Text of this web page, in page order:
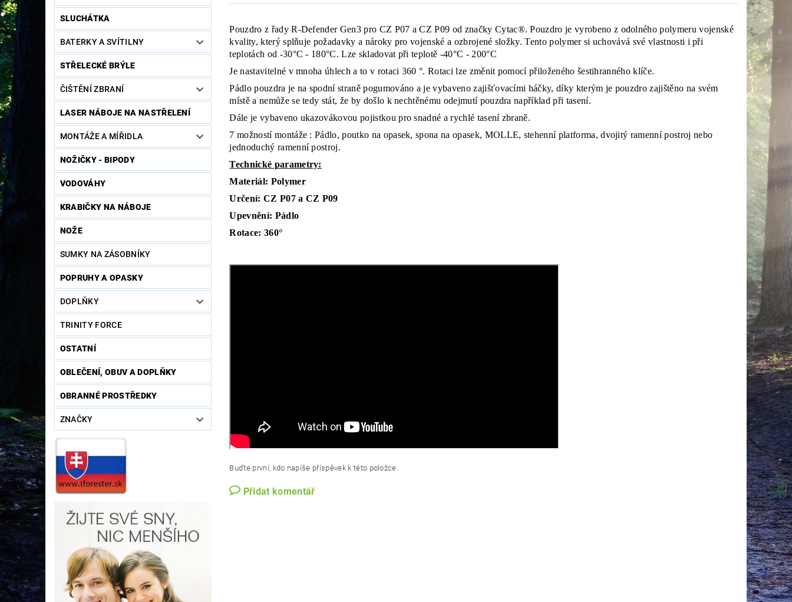
SLUCHÁTKA
BATERKY A SVÍTILNY
STŘELECKÉ BRÝLE
ČIŠTĚNÍ ZBRANÍ
LASER NÁBOJE NA NASTŘELENÍ
MONTÁŽE A MÍŘIDLA
NOŽIČKY - BIPODY
VODOVÁHY
KRABIČKY NA NÁBOJE
NOŽE
SUMKY NA ZÁSOBNÍKY
POPRUHY A OPASKY
DOPLŇKY
TRINITY FORCE
OSTATNÍ
OBLEČENÍ, OBUV A DOPLŇKY
OBRANNÉ PROSTŘEDKY
ZNAČKY
Pouzdro z řady R-Defender Gen3 pro CZ P07 a CZ P09 od značky Cytac®. Pouzdro je vyrobeno z odolného polymeru vojenské
kvality, který splňuje požadavky a nároky pro vojenské a ozbrojené složky. Tento polymer si uchovává své vlastnosti i při
teplotách od -30°C - 180°C. Lze skladovat při teplotě -40°C - 200°C
Je nastavitelné v mnoha úhlech a to v rotaci 360 °. Rotaci lze změnit pomocí přiloženého šestihranného klíče.
Pádlo pouzdra je na spodní straně pogumováno a je vybaveno zajišťovacími háčky, díky kterým je pouzdro zajištěno na svém
místě a nemůže se tedy stát, že by došlo k nechtěnému odejmutí pouzdra například při tasení.
Dále je vybaveno ukazovákovou pojistkou pro snadné a rychlé tasení zbraně.
7 možností montáže : Pádlo, poutko na opasek, spona na opasek, MOLLE, stehenní platforma, dvojitý ramenní postroj nebo
jednoduchý ramenní postroj.
Technické parametry:
Materiál: Polymer
Určení: CZ P07 a CZ P09
Upevnění: Pádlo
Rotace: 360°
Buďte první, kdo napíše příspěvek k této položce.
Přidat komentář